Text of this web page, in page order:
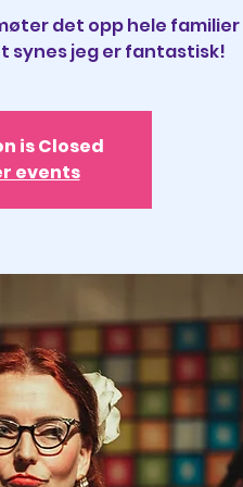
det opp hele familier
synes jeg er fantastisk!
is Closed
events